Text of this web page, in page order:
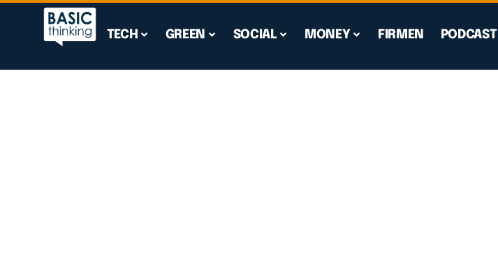
TECH GREEN SOCIAL MONEY FIRMEN PODCAST